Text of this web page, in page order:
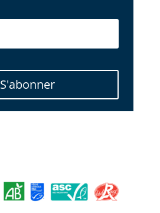
S'abonner